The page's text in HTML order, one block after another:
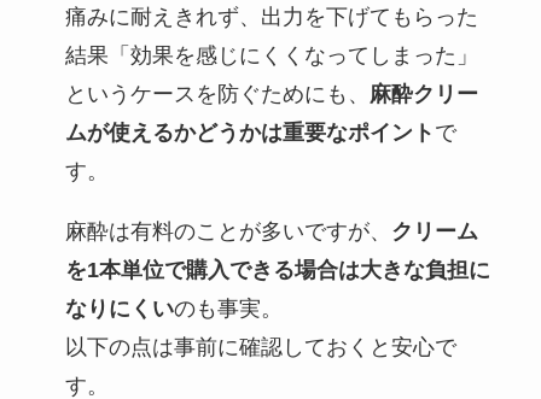
痛みに耐えきれず、出力を下げてもらった
結果「効果を感じにくくなってしまった」
というケースを防ぐためにも、 麻酔クリー
ムが使えるかどうかは重要なポイント で
す。
麻酔は有料のことが多いですが、 クリーム
を1本単位で購入できる場合は大きな負担に
なりにくいのも事実。
以下の点は事前に確認しておくと安心で
す。